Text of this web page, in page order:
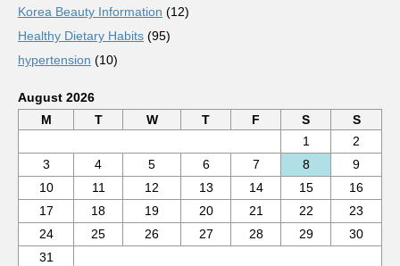
Korea Beauty Information (12)
Healthy Dietary Habits (95)
hypertension (10)
August 2026
M
T W T F S
S
1
2
3
4 5 6 7 8
9
10
11 12 13 14 15
16
17
18 19 20 21 22
23
24
25 26 27 28 29
30
31